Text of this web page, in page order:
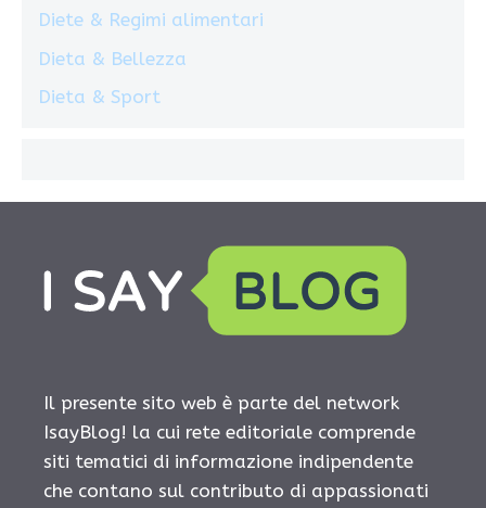
Diete & Regimi alimentari
Dieta & Bellezza
Dieta & Sport
Il presente sito web è parte del network
IsayBlog! la cui rete editoriale comprende
siti tematici di informazione indipendente
che contano sul contributo di appassionati